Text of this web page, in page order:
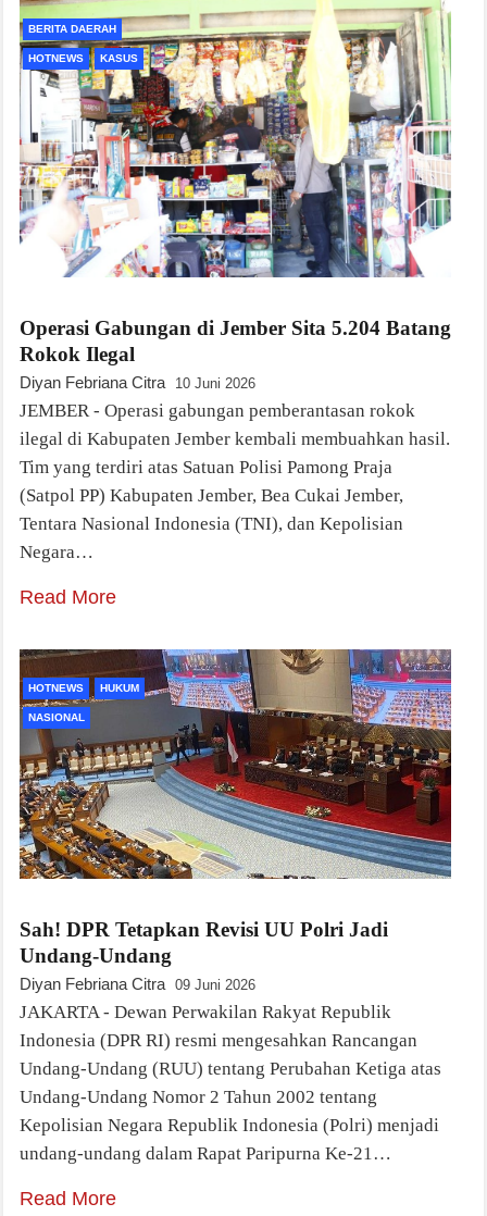
BERITA DAERAH
HOTNEWS KASUS
Operasi Gabungan di Jember Sita 5.204 Batang
Rokok Ilegal
Diyan Febriana Citra 10 Juni 2026
JEMBER - Operasi gabungan pemberantasan rokok
ilegal di Kabupaten Jember kembali membuahkan hasil.
Tim yang terdiri atas Satuan Polisi Pamong Praja
(Satpol PP) Kabupaten Jember, Bea Cukai Jember,
Tentara Nasional Indonesia (TNI), dan Kepolisian
Negara…
Read More
HOTNEWS HUKUM
NASIONAL
Sah! DPR Tetapkan Revisi UU Polri Jadi
Undang-Undang
Diyan Febriana Citra 09 Juni 2026
JAKARTA - Dewan Perwakilan Rakyat Republik
Indonesia (DPR RI) resmi mengesahkan Rancangan
Undang-Undang (RUU) tentang Perubahan Ketiga atas
Undang-Undang Nomor 2 Tahun 2002 tentang
Kepolisian Negara Republik Indonesia (Polri) menjadi
undang-undang dalam Rapat Paripurna Ke-21…
Read More